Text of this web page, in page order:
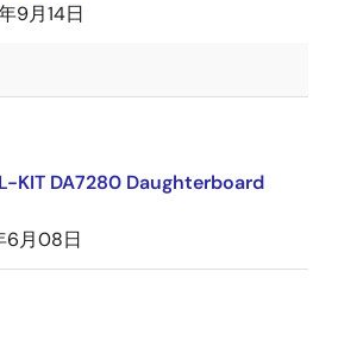
9月14日
KIT DA7280 Daughterboard
6月08日